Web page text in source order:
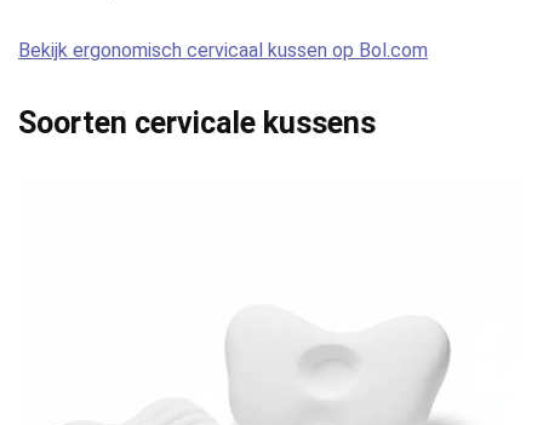
Bekijk ergonomisch cervicaal kussen op Bol.com
Soorten cervicale kussens